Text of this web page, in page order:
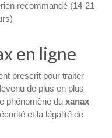
recommandé (14-21
en ligne
prescrit pour traiter
de plus en plus
phénomène du xanax
et la légalité de